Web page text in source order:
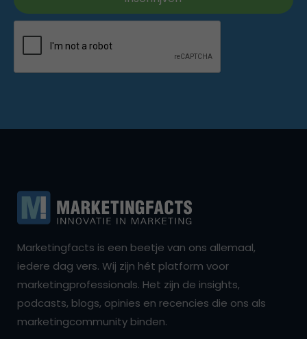
Marketingfacts is een beetje van ons allemaal,
iedere dag vers. Wij zijn hét platform voor
marketingprofessionals. Het zijn de insights,
podcasts, blogs, opinies en recencies die ons als
marketingcommunity binden.